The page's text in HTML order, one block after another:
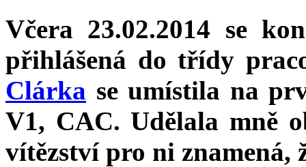
Včera 23.02.2014 se
přihlášená do třídy
Clárka se umístila na
V1, CAC. Udělala mně
vítězství pro ni znamená,